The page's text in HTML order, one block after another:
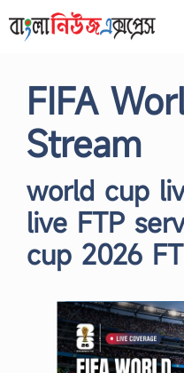
to
FIFA
Stream
world cup
live FTP
cup 2026